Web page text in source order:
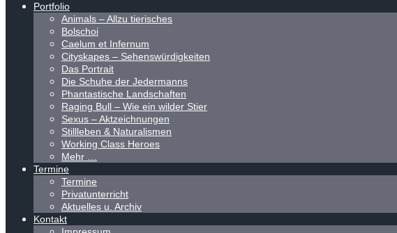
Portfolio
Animals – Allzu tierisches
Bolschoi
Caelum et Infernum
Cityskapes – Sehenswürdigkeiten
Das Portrait
Die Schuhe der Jedermanns
Phantastische Landschaften
Raging Bull – Wie ein wilder Stier
Sexus – Aktzeichnungen
Stillleben & Naturalismen
Working Class Heroes
Mehr …
Termine
Termine
Privatunterricht
Aktuelles u. Archiv
Kontakt